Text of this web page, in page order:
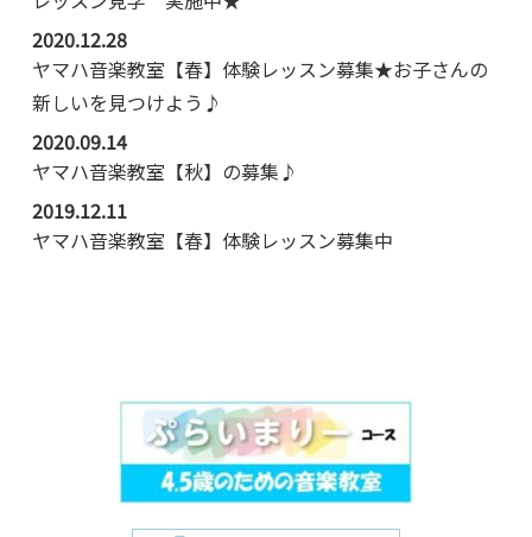
2020.12.28
ヤマハ音楽教室【春】体験レッスン募集★お子さんの
新しいを見つけよう♪
2020.09.14
ヤマハ音楽教室【秋】の募集♪
2019.12.11
ヤマハ音楽教室【春】体験レッスン募集中